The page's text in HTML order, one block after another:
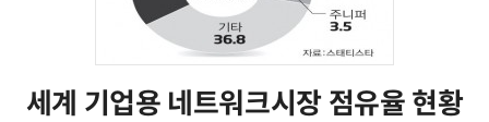
세계 기업용 네트워크시장 점유율 현황